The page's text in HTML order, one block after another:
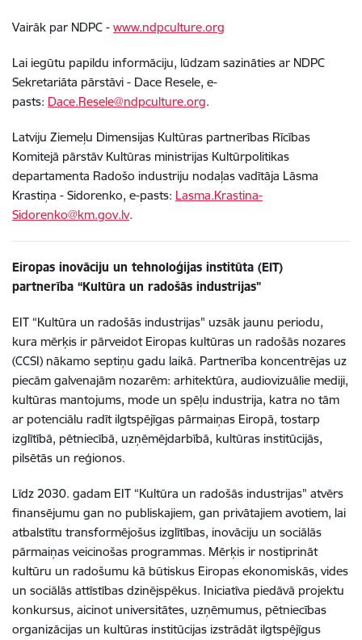
Vairāk par NDPC - www.ndpculture.org
Lai iegūtu papildu informāciju, lūdzam sazināties ar NDPC
Sekretariāta pārstāvi - Dace Resele, e-
pasts: Dace.Resele@ndpculture.org.
Latviju Ziemeļu Dimensijas Kultūras partnerības Rīcības
Komitejā pārstāv Kultūras ministrijas Kultūrpolitikas
departamenta Radošo industriju nodaļas vadītāja Lāsma
Krastiņa - Sidorenko, e-pasts: Lasma.Krastina-
Sidorenko@km.gov.lv.
Eiropas inovāciju un tehnoloģijas institūta (EIT)
partnerība “Kultūra un radošās industrijas"
EIT “Kultūra un radošās industrijas" uzsāk jaunu periodu,
kura mērķis ir pārveidot Eiropas kultūras un radošās nozares
(CCSI) nākamo septiņu gadu laikā. Partnerība koncentrējas uz
piecām galvenajām nozarēm: arhitektūra, audiovizuālie mediji,
kultūras mantojums, mode un spēļu industrija, katra no tām
ar potenciālu radīt ilgtspējīgas pārmaiņas Eiropā, tostarp
izglītībā, pētniecībā, uzņēmējdarbībā, kultūras institūcijās,
pilsētās un reģionos.
Līdz 2030. gadam EIT “Kultūra un radošās industrijas" atvērs
finansējumu gan no publiskajiem, gan privātajiem avotiem, lai
atbalstītu transformējošus izglītības, inovāciju un sociālās
pārmaiņas veicinošas programmas. Mērķis ir nostiprināt
kultūru un radošumu kā būtiskus Eiropas ekonomiskās, vides
un sociālās attīstības dzinējspēkus. Iniciatīva piedāvā projektu
konkursus, aicinot universitātes, uzņēmumus, pētniecības
organizācijas un kultūras institūcijas izstrādāt ilgtspējīgus